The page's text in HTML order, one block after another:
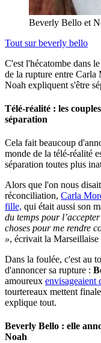
Beverly Bello et
Tout surbeverly bello
C'est l'hécatombe dans
de la rupture entre
Noah expliquent s'être
Télé-réalité : les
séparation
Cela fait beaucoup
monde de la télé-réalité
séparation toutes plus
Alors que l'on nous
réconciliation, Carla
fille, qui était aussi son
du temps pour
choses pour me rendre
», écrivait la
Dans la foulée, c'est au
d'annoncer sa rupture :
amoureux envisageaient
tourtereaux mettent
explique tout.
Beverly Bello : elle
Noah